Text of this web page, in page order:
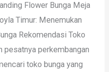
Flower Bunga Meja
Timur: Menemukan
Rekomendasi Toko
pesatnya perkembangan
toko bunga yang